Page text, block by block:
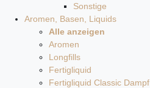
Sonstige
Aromen, Basen, Liquids
Alle anzeigen
Aromen
Longfills
Fertigliquid
Fertigliquid Classic Dampf